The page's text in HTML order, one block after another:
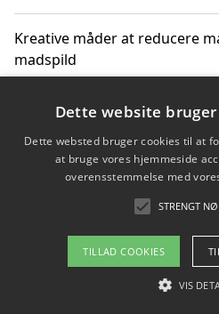
Kreative måder at reducere
madspild
Sjove måder at reducere
Hvor finder jeg nemme
Copyright 2026
Om / kontakt
Blog
Dette website
Dette websted bruger cookies til at
at bruge vores hjemmeside
overensstemmelse med
STRENGT
TILLAD COOKIES
VIS